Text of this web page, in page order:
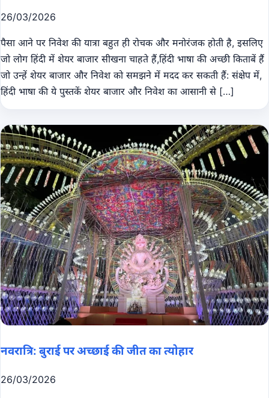
26/03/2026
पैसा आने पर निवेश की यात्रा बहुत ही रोचक और मनोरंजक होती है, इसलिए
जो लोग हिंदी में शेयर बाजार सीखना चाहते हैं,हिंदी भाषा की अच्छी किताबें हैं
जो उन्हें शेयर बाजार और निवेश को समझने में मदद कर सकती हैं: संक्षेप में,
हिंदी भाषा की ये पुस्तकें शेयर बाजार और निवेश का आसानी से […]
नवरात्रि: बुराई पर अच्छाई की जीत का त्योहार
26/03/2026